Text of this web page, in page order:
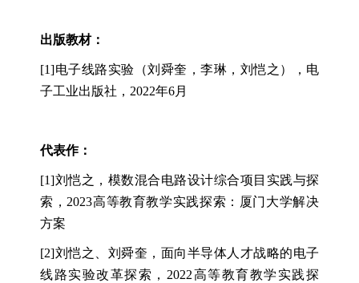
出版教材：
[1]电子线路实验（刘舜奎，李琳，刘恺之）
，电
子工业出版社， 2022年6月
代表作：
[1]刘恺之，模数混合电路设计综合项目实践与探
索，2023高等教育教学实践探索：厦门大学解决
方案
[2]刘恺之、刘舜奎，面向半导体人才战略的电子
线路实验改革探索，2022高等教育教学实践探